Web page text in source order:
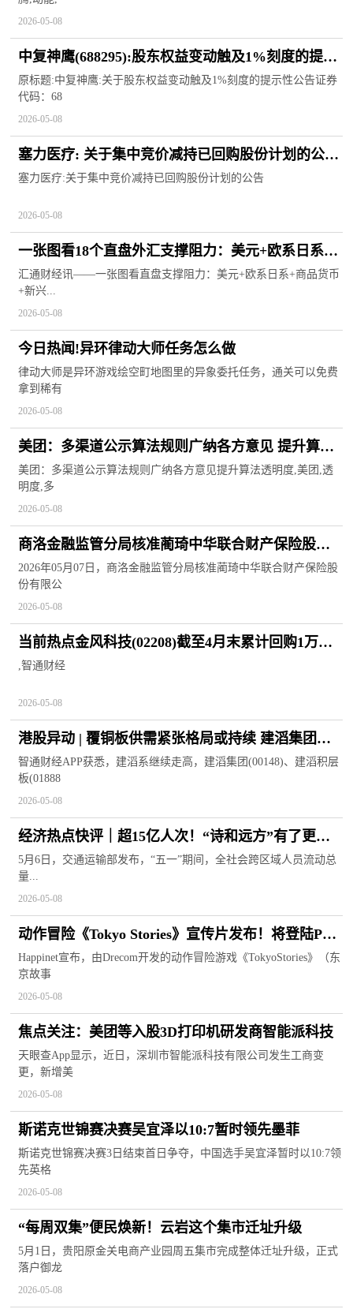
2026-05-08
中复神鹰(688295):股东权益变动触及1%刻度的提示
性公告|每日焦点
原标题:中复神鹰:关于股东权益变动触及1%刻度的提示性公告证券
代码：68
2026-05-08
塞力医疗: 关于集中竞价减持已回购股份计划的公告|
快资讯
塞力医疗:关于集中竞价减持已回购股份计划的公告
2026-05-08
一张图看18个直盘外汇支撑阻力：美元+欧系日系
+商品货币+新兴货币(2026年5月8日)_简讯
汇通财经讯——一张图看直盘支撑阻力：美元+欧系日系+商品货币
+新兴...
2026-05-08
今日热闻!异环律动大师任务怎么做
律动大师是异环游戏绘空町地图里的异象委托任务，通关可以免费
拿到稀有
2026-05-08
美团：多渠道公示算法规则广纳各方意见 提升算法
透明度 焦点热闻
美团：多渠道公示算法规则广纳各方意见提升算法透明度,美团,透
明度,多
2026-05-08
商洛金融监管分局核准蔺琦中华联合财产保险股份
有限公司商洛中心支公司副总经理（主持工作）任
职资格
2026年05月07日，商洛金融监管分局核准蔺琦中华联合财产保险股
份有限公
2026-05-08
当前热点金风科技(02208)截至4月末累计回购1万股
H股
,智通财经
2026-05-08
港股异动 | 覆铜板供需紧张格局或持续 建滔集团
(00148)、建滔积层板(01888)刷新上市新高_热头条
智通财经APP获悉，建滔系继续走高，建滔集团(00148)、建滔积层
板(01888
2026-05-08
经济热点快评｜超15亿人次！“诗和远方”有了更多
“打开方式”-快消息
5月6日，交通运输部发布，“五一”期间，全社会跨区域人员流动总
量...
2026-05-08
动作冒险《Tokyo Stories》宣传片发布！将登陆PC
平台
Happinet宣布，由Drecom开发的动作冒险游戏《TokyoStories》（东
京故事
2026-05-08
焦点关注：美团等入股3D打印机研发商智能派科技
天眼查App显示，近日，深圳市智能派科技有限公司发生工商变
更，新增美
2026-05-08
斯诺克世锦赛决赛吴宜泽以10:7暂时领先墨菲
斯诺克世锦赛决赛3日结束首日争夺，中国选手吴宜泽暂时以10:7领
先英格
2026-05-08
“每周双集”便民焕新！云岩这个集市迁址升级
5月1日，贵阳原金关电商产业园周五集市完成整体迁址升级，正式
落户御龙
2026-05-08